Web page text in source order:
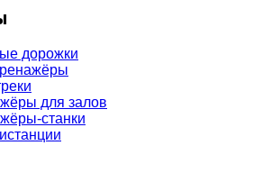
дорожки
для залов
станки